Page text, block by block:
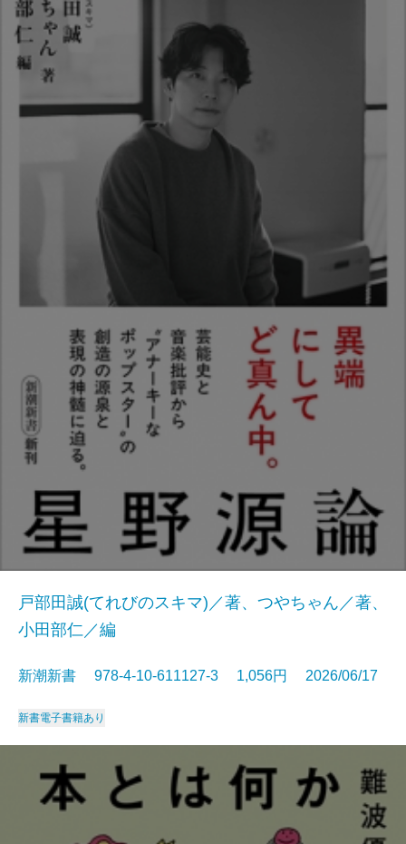
戸部田誠(てれびのスキマ)／著、つやちゃん／著、
小田部仁／編
新潮新書 978-4-10-611127-3 1,056円 2026/06/17
新書電子書籍あり